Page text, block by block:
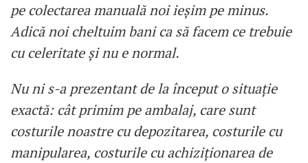
pe colectarea manuală noi ieșim pe minus.
Adică noi cheltuim bani ca să facem ce trebuie
cu celeritate și nu e normal.
Nu ni s-a prezentant de la început o situație
exactă: cât primim pe ambalaj, care sunt
costurile noastre cu depozitarea, costurile cu
manipularea, costurile cu achiziționarea de